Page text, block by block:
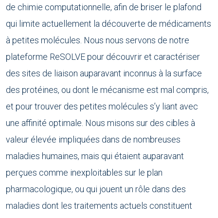
de chimie computationnelle, afin de briser le plafond
qui limite actuellement la découverte de médicaments
à petites molécules. Nous nous servons de notre
plateforme ReSOLVE pour découvrir et caractériser
des sites de liaison auparavant inconnus à la surface
des protéines, ou dont le mécanisme est mal compris,
et pour trouver des petites molécules s’y liant avec
une affinité optimale. Nous misons sur des cibles à
valeur élevée impliquées dans de nombreuses
maladies humaines, mais qui étaient auparavant
perçues comme inexploitables sur le plan
pharmacologique, ou qui jouent un rôle dans des
maladies dont les traitements actuels constituent